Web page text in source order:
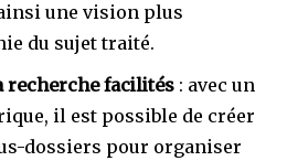
une vision plus
du sujet traité.
recherche facilités : avec un
il est possible de créer
dossiers pour organiser